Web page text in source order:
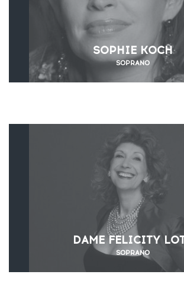
SOPHIE KOCH
SOPRANO
DAME FELICITY
SOPRANO